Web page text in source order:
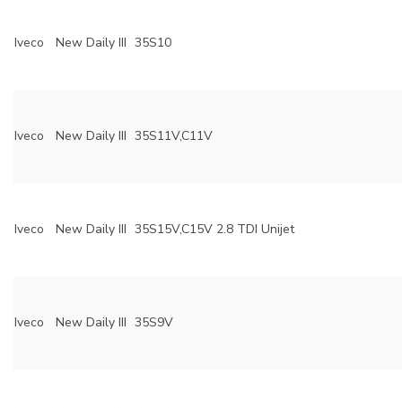
Iveco New Daily III 35S10
Iveco New Daily III 35S11V,C11V
Iveco New Daily III 35S15V,C15V 2.8 TDI Unijet
Iveco New Daily III 35S9V